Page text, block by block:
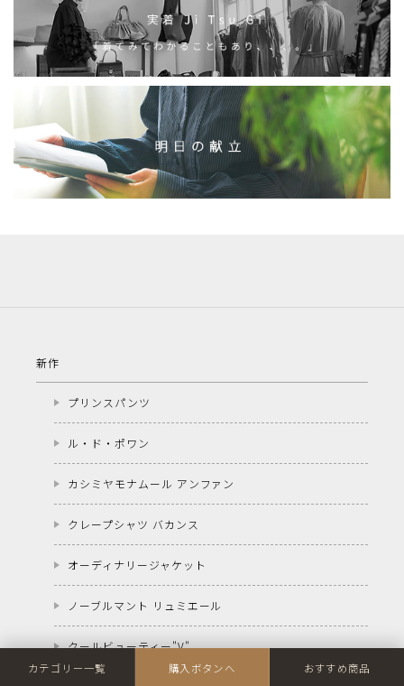
新作
プリンスパンツ
ル・ド・ポワン
カシミヤモナムール アンファン
クレープシャツ バカンス
オーディナリージャケット
ノーブルマント リュミエール
クールビューティー"V"
カテゴリー一覧 購入ボタンへ おすすめ商品